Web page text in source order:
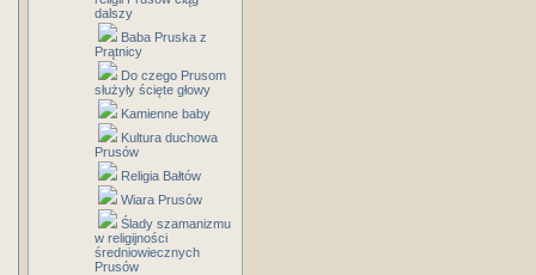
dalszy
Baba Pruska z
Prątnicy
Do czego Prusom
służyły ścięte głowy
Kamienne baby
Kultura duchowa
Prusów
Religia Bałtów
Wiara Prusów
Ślady szamanizmu
w religijności
średniowiecznych
Prusów